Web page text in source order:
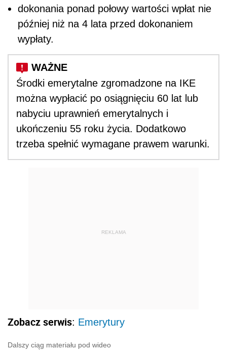
dokonania ponad połowy wartości wpłat nie
później niż na 4 lata przed dokonaniem
wypłaty.
Środki emerytalne zgromadzone na IKE
można wypłacić po osiągnięciu 60 lat lub
nabyciu uprawnień emerytalnych i
ukończeniu 55 roku życia. Dodatkowo
trzeba spełnić wymagane prawem warunki.
REKLAMA
Zobacz serwis: Emerytury
Dalszy ciąg materiału pod wideo